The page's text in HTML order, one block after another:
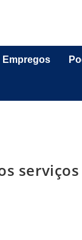
Empregos
serviços